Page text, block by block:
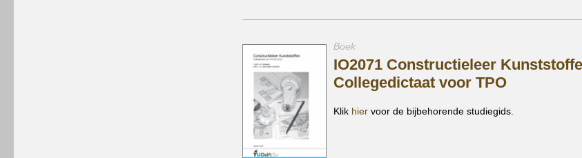
Boek
IO2071 Constructieleer
Collegedictaat voor TPO
Klik hier voor de bijbehorende studiegids.